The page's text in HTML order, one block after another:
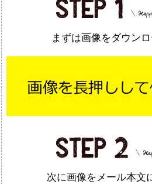
まずは画像をダウンロ
次に画像をメール本文